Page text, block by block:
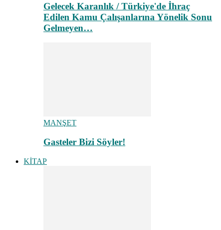
Gelecek Karanlık / Türkiye'de İhraç
Edilen Kamu Çalışanlarına Yönelik Sonu
Gelmeyen…
MANŞET
Gasteler Bizi Söyler!
KİTAP